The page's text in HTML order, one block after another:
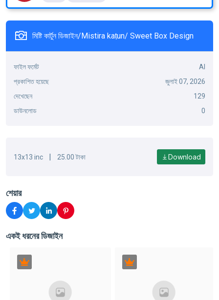
মিষ্টি কার্টুন ডিজাইন/Mistira kaṭun/ Sweet Box Design
ফাইল ফর্মেট
AI
প্রকাশিত হয়েছে
জুলাই 07, 2026
দেখেছেন
129
ডাউনলোড
0
13x13 inc | 25.00 টাকা Download
শেয়ার
একই ধরনের ডিজাইন